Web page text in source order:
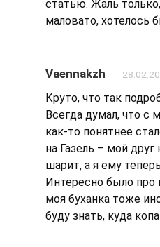
статью. Жаль
маловато, хотелось
Vaennakzh
Круто, что так
Всегда думал, что с
как-то понятнее
на Газель – мой друг
шарит, а я ему
Интересно было про
моя буханка тоже
буду знать, куда